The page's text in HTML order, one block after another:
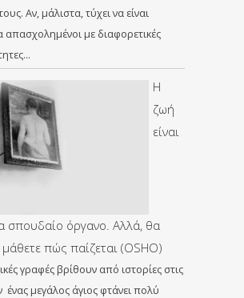
Αν, μάλιστα, τύχει να είναι
απασχολημένοι με διαφορετικές
Η
ζωή
είναι
σπουδαίο όργανο. Αλλά, θα
πώς παίζεται (OSHO)
γραφές βρίθουν από ιστορίες στις
ένας μεγάλος άγιος φτάνει πολύ